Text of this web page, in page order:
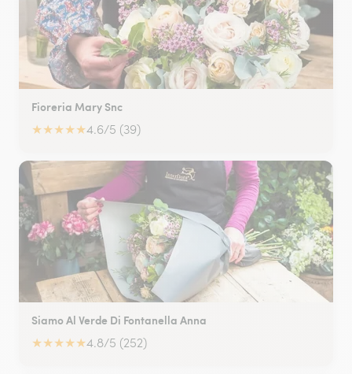
Fioreria Mary Snc
★★★★★4.6/5 (39)
Siamo Al Verde Di Fontanella Anna
★★★★★4.8/5 (252)